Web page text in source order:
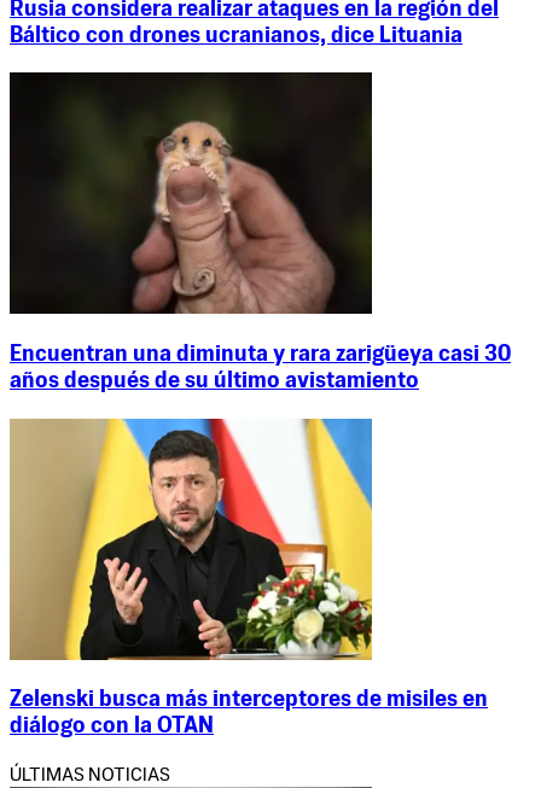
Rusia considera realizar ataques en la región del
Báltico con drones ucranianos, dice Lituania
Encuentran una diminuta y rara zarigüeya casi 30
años después de su último avistamiento
Zelenski busca más interceptores de misiles en
diálogo con la OTAN
ÚLTIMAS NOTICIAS